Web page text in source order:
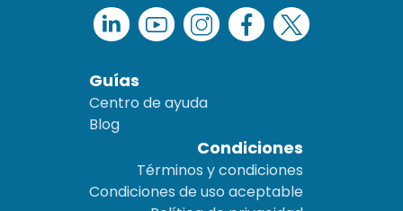
Guías
Centro de ayuda
Blog
Condiciones
Términos y condiciones
Condiciones de uso aceptable